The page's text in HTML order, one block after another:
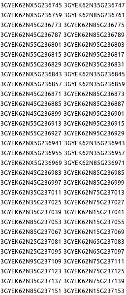
3GYEK62NX5G236745 3GYEK62N35G236747
3GYEK62NX5G236759 3GYEK62N85G236761
3GYEK62N45G236773 3GYEK62N85G236775
3GYEK62N45G236787 3GYEK62N85G236789
3GYEK62N55G236801 3GYEK62N95G236803
3GYEK62N55G236815 3GYEK62N95G236817
3GYEK62N55G236829 3GYEK62N35G236831
3GYEK62NX5G236843 3GYEK62N35G236845
3GYEK62NX5G236857 3GYEK62N35G236859
3GYEK62N45G236871 3GYEK62N85G236873
3GYEK62N45G236885 3GYEK62N85G236887
3GYEK62N45G236899 3GYEK62N95G236901
3GYEK62N55G236913 3GYEK62N95G236915
3GYEK62N55G236927 3GYEK62N95G236929
3GYEK62NX5G236941 3GYEK62N35G236943
3GYEK62NX5G236955 3GYEK62N35G236957
3GYEK62NX5G236969 3GYEK62N85G236971
3GYEK62N45G236983 3GYEK62N85G236985
3GYEK62N45G236997 3GYEK62N85G236999
3GYEK62N35G237011 3GYEK62N75G237013
3GYEK62N35G237025 3GYEK62N75G237027
3GYEK62N35G237039 3GYEK62N15G237041
3GYEK62N85G237053 3GYEK62N15G237055
3GYEK62N85G237067 3GYEK62N15G237069
3GYEK62N25G237081 3GYEK62N65G237083
3GYEK62N25G237095 3GYEK62N65G237097
3GYEK62N95G237109 3GYEK62N75G237111
3GYEK62N35G237123 3GYEK62N75G237125
3GYEK62N35G237137 3GYEK62N75G237139
3GYEK62N85G237151 3GYEK62N15G237153